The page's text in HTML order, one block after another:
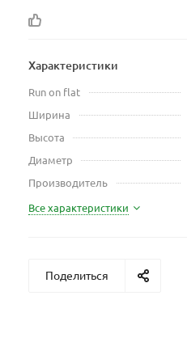
Характеристики
Run on flat
Ширина
Высота
Диаметр
Производитель
Все характеристики
Поделиться